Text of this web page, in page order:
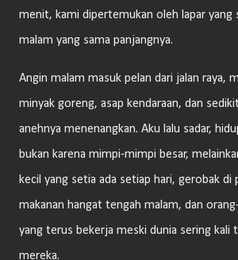
menit, kami dipertemukan oleh lapar yang
malam yang sama panjangnya.
Angin malam masuk pelan dari jalan raya,
minyak goreng, asap kendaraan, dan
anehnya menenangkan. Aku lalu sadar,
bukan karena mimpi-mimpi besar,
kecil yang setia ada setiap hari, gerobak di
makanan hangat tengah malam, dan
yang terus bekerja meski dunia sering kali
mereka.